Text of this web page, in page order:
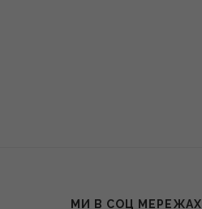
МИ В СОЦ МЕРЕЖАХ